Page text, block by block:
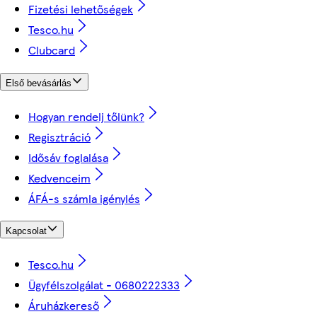
Fizetési lehetőségek
Tesco.hu
Clubcard
Első bevásárlás
Hogyan rendelj tőlünk?
Regisztráció
Idősáv foglalása
Kedvenceim
ÁFÁ-s számla igénylés
Kapcsolat
Tesco.hu
Ügyfélszolgálat - 0680222333
Áruházkereső